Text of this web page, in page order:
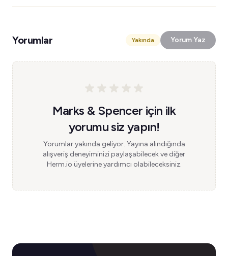
Yorumlar Yakında Yorum Yaz
Marks & Spencer için ilk
yorumu siz yapın!
Yorumlar yakında geliyor. Yayına alındığında
alışveriş deneyiminizi paylaşabilecek ve diğer
Herm.io üyelerine yardımcı olabileceksiniz.